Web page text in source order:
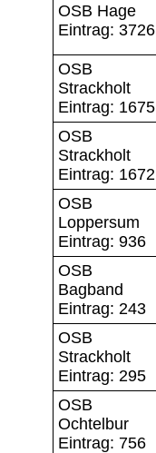
OSB Hage
Eintrag: 3726
OSB
Strackholt
Eintrag: 1675
OSB
Strackholt
Eintrag: 1672
OSB
Loppersum
Eintrag: 936
OSB
Bagband
Eintrag: 243
OSB
Strackholt
Eintrag: 295
OSB
Ochtelbur
Eintrag: 756